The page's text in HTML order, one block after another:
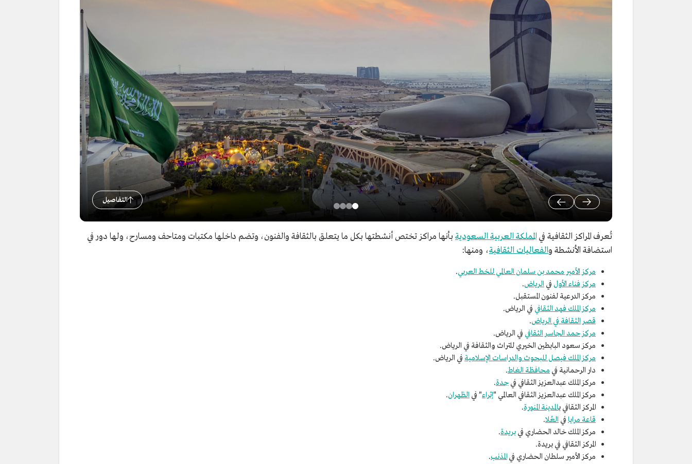
التفاصيل
تُعرف المراكز الثقافية في المملكة العربية السعودية بأنها مراكز تختص أنشطتها بكل ما يتعلق بالثقافة والفنون، وتضم داخلها مكتبات ومتاحف ومسارح، ولها دور في
استضافة الأنشطة والفعاليات الثقافية، ومنها:
مركز الأمير محمد بن سلمان العالمي للخط العربي.
مركز فناء الأول في الرياض.
مركز الدرعية لفنون المستقبل.
مركز الملك فهد الثقافي في الرياض.
قصر الثقافة في الرياض.
مركز حمد الجاسر الثقافي في الرياض.
مركز سعود البابطين الخيري للتراث والثقافة في الرياض.
مركز الملك فيصل للبحوث والدراسات الإسلامية في الرياض.
دار الرحمانية في محافظة الغاط.
مركز الملك عبدالعزيز الثقافي في جدة.
مركز الملك عبدالعزيز الثقافي العالمي "إثراء" في الظهران.
المركز الثقافي بالمدينة المنورة.
قاعة مرايا في العُلا.
مركز الملك خالد الحضاري في بريدة.
المركز الثقافي في بريدة.
مركز الأمير سلطان الحضاري في المذنب.